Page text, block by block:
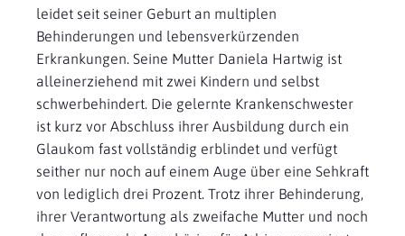
leidet seit seiner Geburt an multiplen
Behinderungen und lebensverkürzenden
Erkrankungen. Seine Mutter Daniela Hartwig ist
alleinerziehend mit zwei Kindern und selbst
schwerbehindert. Die gelernte Krankenschwester
ist kurz vor Abschluss ihrer Ausbildung durch ein
Glaukom fast vollständig erblindet und verfügt
seither nur noch auf einem Auge über eine Sehkraft
von lediglich drei Prozent. Trotz ihrer Behinderung,
ihrer Verantwortung als zweifache Mutter und noch